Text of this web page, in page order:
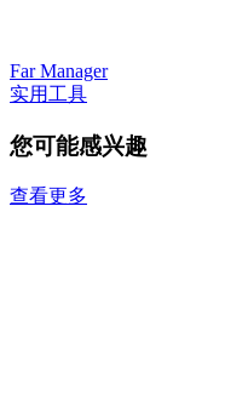
Far Manager
实用工具
您可能感兴趣
查看更多